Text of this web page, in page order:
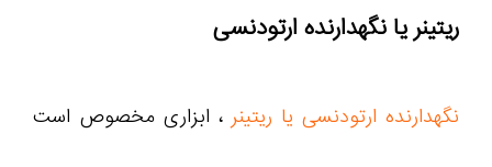
ریتینر یا نگهدارنده ارتودنسی
نگهدارنده ارتودنسی یا ریتینر ، ابزاری مخصوص است